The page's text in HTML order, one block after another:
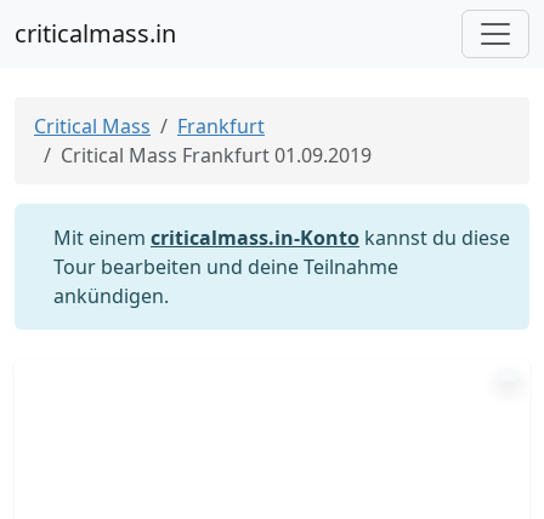
criticalmass.in
Critical Mass
Frankfurt
Critical Mass Frankfurt 01.09.2019
Mit einem criticalmass.in-Konto kannst du diese
Tour bearbeiten und deine Teilnahme
ankündigen.